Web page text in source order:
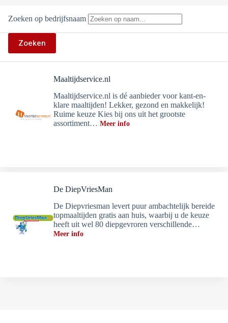
Zoeken op bedrijfsnaam
Zoeken
Maaltijdservice.nl
Maaltijdservice.nl is dé aanbieder voor kant-en-
klare maaltijden! Lekker, gezond en makkelijk!
Ruime keuze Kies bij ons uit het grootste
assortiment… Meer info
De DiepVriesMan
De Diepvriesman levert puur ambachtelijk bereide
topmaaltijden gratis aan huis, waarbij u de keuze
heeft uit wel 80 diepgevroren verschillende…
Meer info